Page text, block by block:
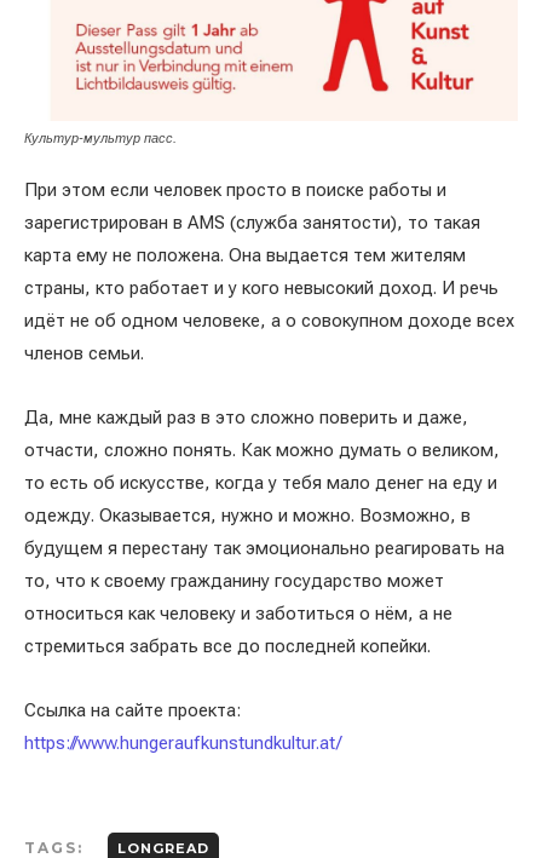
Культур-мультур пасс.
При этом если человек просто в поиске работы и
зарегистрирован в AMS (служба занятости), то такая
карта ему не положена. Она выдается тем жителям
страны, кто работает и у кого невысокий доход. И речь
идёт не об одном человеке, а о совокупном доходе всех
членов семьи.
Да, мне каждый раз в это сложно поверить и даже,
отчасти, сложно понять. Как можно думать о великом,
то есть об искусстве, когда у тебя мало денег на еду и
одежду. Оказывается, нужно и можно. Возможно, в
будущем я перестану так эмоционально реагировать на
то, что к своему гражданину государство может
относиться как человеку и заботиться о нём, а не
стремиться забрать все до последней копейки.
Ссылка на сайте проекта:
https://www.hungeraufkunstundkultur.at/
TAGS: LONGREAD